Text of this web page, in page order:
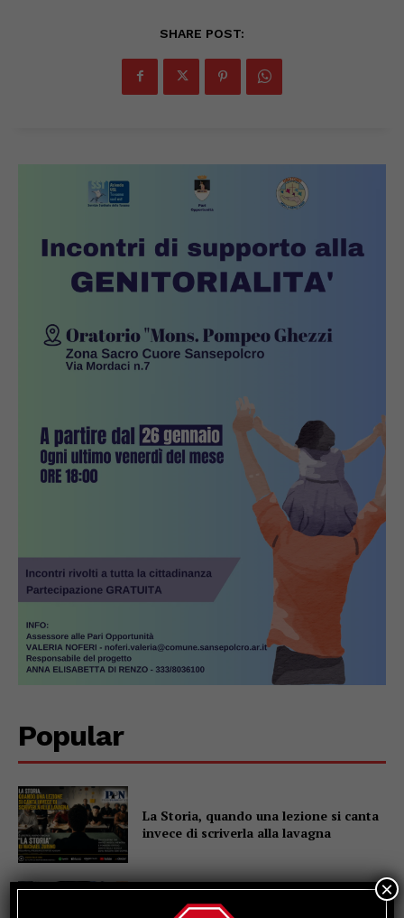
SHARE POST:
Popular
La Storia, quando una lezione si canta
invece di scriverla alla lavagna
Motociclo senza patente,
assicurazione e revisione scadute da
×